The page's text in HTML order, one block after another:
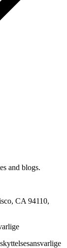
and blogs.
CA 94110,